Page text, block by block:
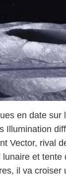
en date sur
Illumination
Vector, rival
et tente
il va croiser